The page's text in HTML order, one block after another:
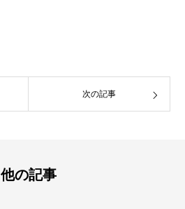
次の記事
他の記事